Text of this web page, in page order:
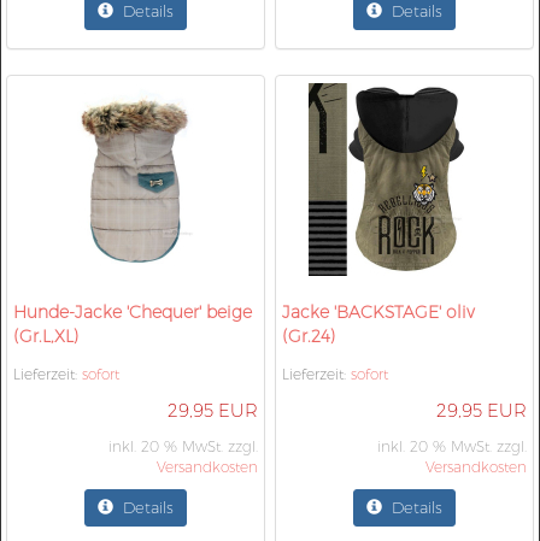
Details Details
Hunde-Jacke 'Chequer' beige
(Gr.L,XL)
Lieferzeit: sofort
29,95 EUR
inkl. 20 % MwSt. zzgl.
Versandkosten
Details
Jacke 'BACKSTAGE' oliv
(Gr.24)
Lieferzeit: sofort
29,95 EUR
inkl. 20 % MwSt. zzgl.
Versandkosten
Details